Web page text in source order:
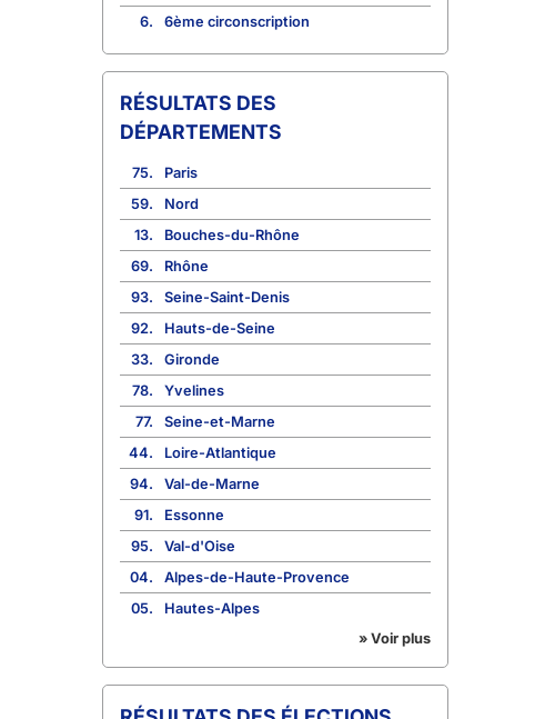
6.
6ème circonscription
RÉSULTATS DES
DÉPARTEMENTS
75.
Paris
59.
Nord
13.
Bouches-du-Rhône
69.
Rhône
93.
Seine-Saint-Denis
92.
Hauts-de-Seine
33.
Gironde
78.
Yvelines
77.
Seine-et-Marne
44.
Loire-Atlantique
94.
Val-de-Marne
91.
Essonne
95.
Val-d'Oise
04.
Alpes-de-Haute-Provence
05.
Hautes-Alpes
» Voir plus